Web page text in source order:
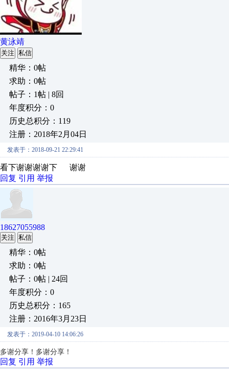
黄泳靖
关注 私信
精华：0帖
求助：0帖
帖子：1帖 | 8回
年度积分：0
历史总积分：119
注册：2018年2月04日
发表于：2018-09-21 22:29:41
看下谢谢谢谢下 谢谢
回复 引用 举报
18627055988
关注 私信
精华：0帖
求助：0帖
帖子：0帖 | 24回
年度积分：0
历史总积分：165
注册：2016年3月23日
发表于：2019-04-10 14:06:26
多谢分享！ 多谢分享！
回复 引用 举报